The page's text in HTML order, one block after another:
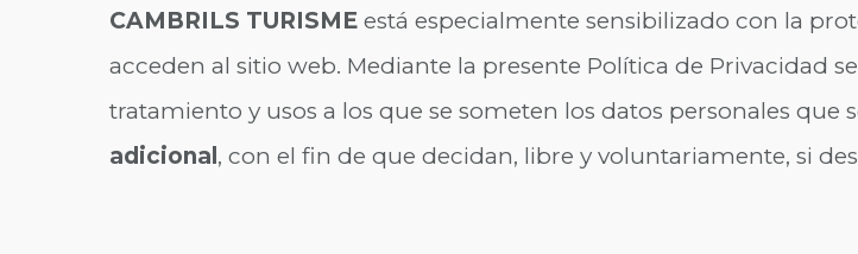
CAMBRILS TURISME está especialmente sensibilizado con la
acceden al sitio web. Mediante la presente Política de Privacidad
tratamiento y usos a los que se someten los datos personales que
adicional , con el fin de que decidan, libre y voluntariamente, si